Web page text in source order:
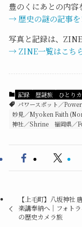
豊のくにあとの内容
→ 歴史の謎の記事を
写真と記録は、
→ ZINE一覧はこち
記録 歴謎旅
ひとり
パワースポット／
妙見／Myoken Faith
神社／Shrine
福岡県／
【上毛町】八坂神社
楽講奉納へ｜フォト
の歴史カメラ旅